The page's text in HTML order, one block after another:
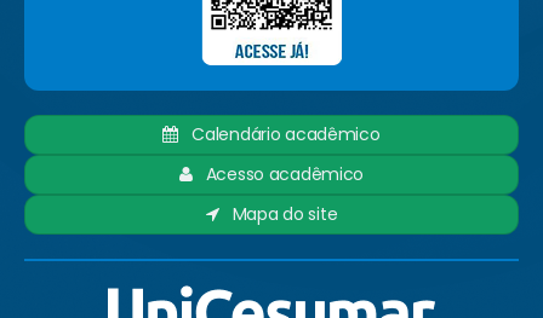
Calendário acadêmico
Acesso acadêmico
Mapa do site